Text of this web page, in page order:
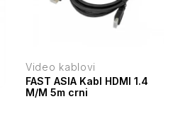
Video kablovi
FAST ASIA Kabl HDMI 1.4
M/M 5m crni